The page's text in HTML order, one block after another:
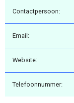
Contactpersoon:
Email:
Website:
Telefoonnummer: